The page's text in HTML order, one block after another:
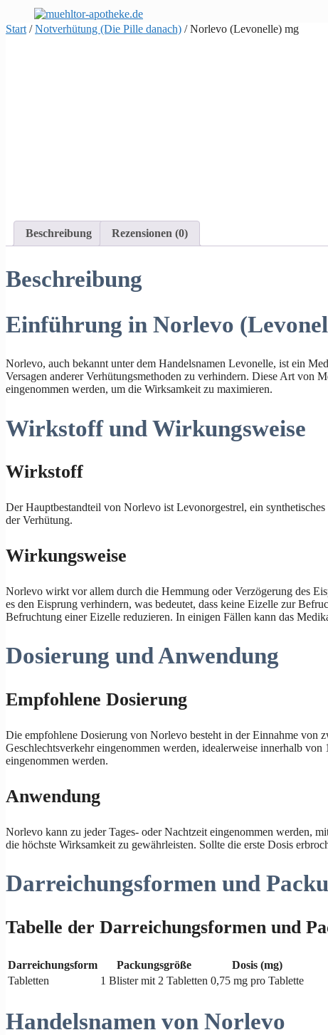
Inhalt
springen
Start /Notverhütung (Die Pille danach) / Norlevo (Levonelle) mg
Beschreibung Rezensionen (0)
Beschreibung
Einführung in Norlevo
Norlevo, auch bekannt unter dem Handelsnamen Levonelle, ist ein
Versagen anderer Verhütungsmethoden zu verhindern. Diese Art von
eingenommen werden, um die Wirksamkeit zu maximieren.
Wirkstoff und Wirkungsweise
Wirkstoff
Der Hauptbestandteil von Norlevo ist Levonorgestrel, ein
der Verhütung.
Wirkungsweise
Norlevo wirkt vor allem durch die Hemmung oder Verzögerung des
es den Eisprung verhindern, was bedeutet, dass keine Eizelle zur
Befruchtung einer Eizelle reduzieren. In einigen Fällen kann das
Dosierung und Anwendung
Empfohlene Dosierung
Die empfohlene Dosierung von Norlevo besteht in der Einnahme von
Geschlechtsverkehr eingenommen werden, idealerweise innerhalb
eingenommen werden.
Anwendung
Norlevo kann zu jeder Tages- oder Nachtzeit eingenommen werden,
die höchste Wirksamkeit zu gewährleisten. Sollte die erste Dosis
Darreichungsformen und
Tabelle der Darreichungsformen und
Darreichungsform Packungsgröße
Dosis (mg)
Tabletten
1 Blister mit 2 Tabletten 0,75 mg pro Tablette
Handelsnamen von Norlevo